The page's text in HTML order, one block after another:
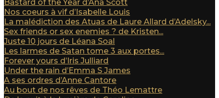
Bastard of the Year d’Ana Scott
Nos coeurs à vif d’Isabelle Louis
La malédiction des Atuas de Laure Allard d’Adelsky...
Sex friends or sex enemies ? de Kristen...
Juste 10 jours de Léana Soal
Les larmes de Satan tome 3 aux portes...
Forever yours d’Iris Julliard
Under the rain d’Emma S James
A ses ordres d’Anne Cantore
Au bout de nos rêves de Théo Lemattre